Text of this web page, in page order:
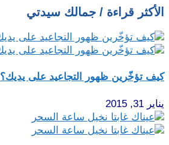
الأكثر قراءة / جمالك سيدتي
كيف تؤخّرين ظهور التجاعيد على يديك؟
يناير 31, 2015